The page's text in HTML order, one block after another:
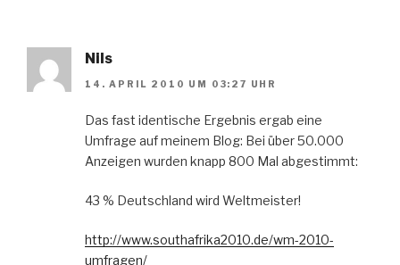
Nils
14. APRIL 2010 UM 03:27 UHR
Das fast identische Ergebnis ergab eine
Umfrage auf meinem Blog: Bei über 50.000
Anzeigen wurden knapp 800 Mal abgestimmt:
43 % Deutschland wird Weltmeister!
http://www.southafrika2010.de/wm-2010-
umfragen/